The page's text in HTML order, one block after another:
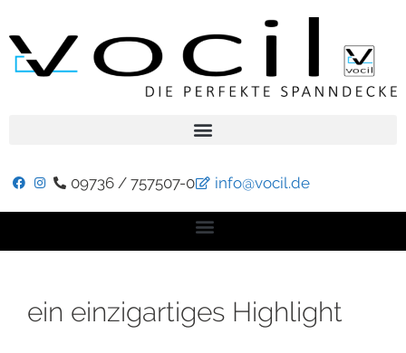
09736 / 757507-0 info@vocil.de
ein einzigartiges Highlight